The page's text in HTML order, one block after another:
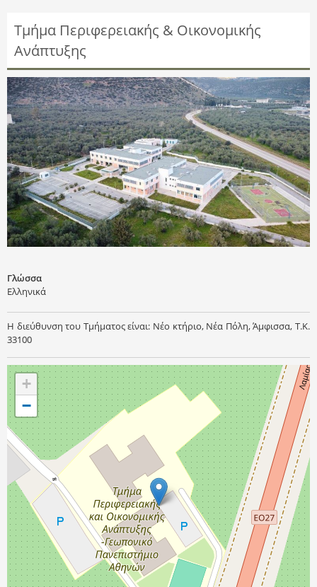
σ
ς
Τμήμα Περιφερειακής & Οικονομικής
Ανάπτυξης
Γλώσσα
Ελληνικά
Η διεύθυνση του Τμήματος είναι: Νέο κτήριο, Νέα Πόλη, Άμφισσα, Τ.Κ.
33100
+
−